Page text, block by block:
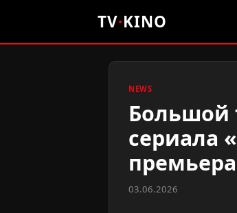
TV·KINO
NEWS
Большой
сериала
03.06.2026